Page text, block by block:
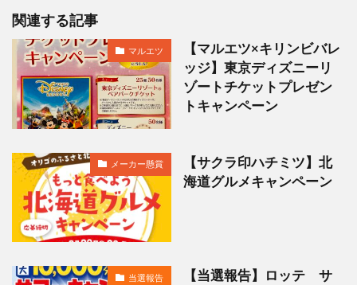
関連する記事
マルエツ
【マルエツ×キリンビバレ
ッジ】東京ディズニーリ
ゾートチケットプレゼン
トキャンペーン
メーカー懸賞
【サクラ印ハチミツ】北
海道グルメキャンペーン
当選報告
【当選報告】ロッテ サ